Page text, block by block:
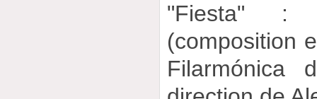
"Fiesta" :
(composition
Filarmónica